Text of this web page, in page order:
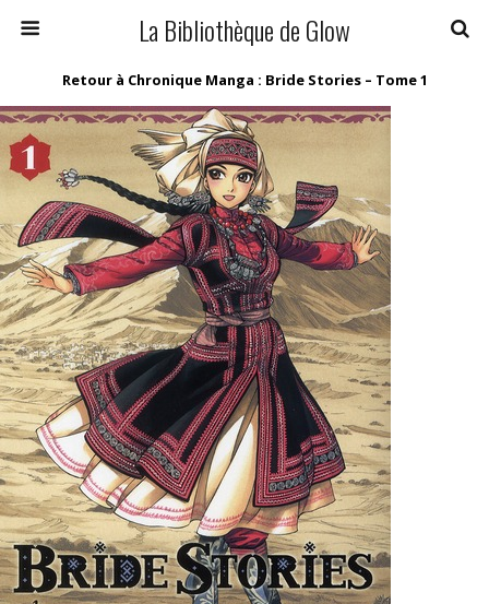
La Bibliothèque de Glow
Retour à Chronique Manga : Bride Stories – Tome 1